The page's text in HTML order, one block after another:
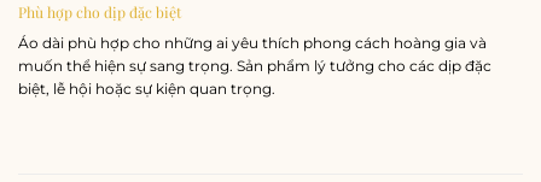
Phù hợp cho dịp đặc biệt
Áo dài phù hợp cho những ai yêu thích phong cách hoàng gia và
muốn thể hiện sự sang trọng. Sản phẩm lý tưởng cho các dịp đặc
biệt, lễ hội hoặc sự kiện quan trọng.